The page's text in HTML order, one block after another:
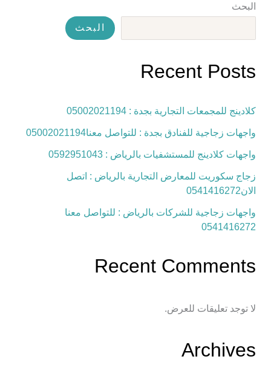
البحث
البحث
Recent Posts
كلادينج للمجمعات التجارية بجدة : 05002021194
واجهات زجاجية للفنادق بجدة : للتواصل معنا05002021194
واجهات كلادينج للمستشفيات بالرياض : 0592951043
زجاج سكوريت للمعارض التجارية بالرياض : اتصل
الان0541416272
واجهات زجاجية للشركات بالرياض : للتواصل معنا
0541416272
Recent Comments
لا توجد تعليقات للعرض.
Archives